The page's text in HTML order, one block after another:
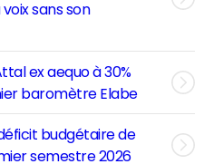
sans son
ex aequo à 30%
baromètre Elabe
budgétaire de
semestre 2026